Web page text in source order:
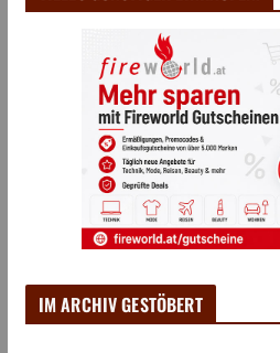
IM ARCHIV GESTÖBERT